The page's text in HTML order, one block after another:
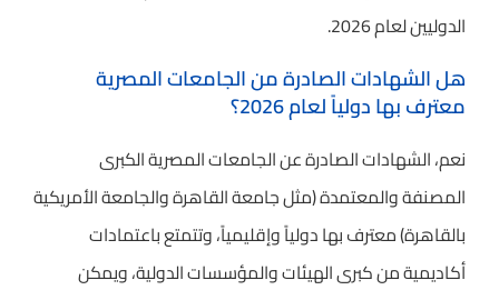
الدوليين لعام 2026.
هل الشهادات الصادرة من الجامعات المصرية
معترف بها دولياً لعام 2026؟
نعم، الشهادات الصادرة عن الجامعات المصرية الكبرى
المصنفة والمعتمدة (مثل جامعة القاهرة والجامعة الأمريكية
بالقاهرة) معترف بها دولياً وإقليمياً، وتتمتع باعتمادات
أكاديمية من كبرى الهيئات والمؤسسات الدولية، ويمكن